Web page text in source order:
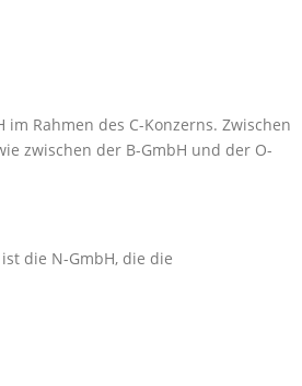
Rahmen des C-Konzerns. Zwischen
zwischen der B-GmbH und der O-
die N-GmbH, die die